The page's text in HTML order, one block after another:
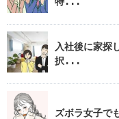
入社後に家探
択...
ズボラ女子で